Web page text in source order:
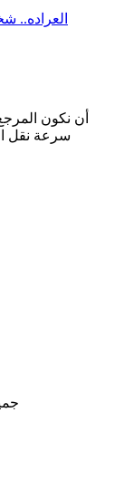
العراده..
أن نكون
سرعة نقل